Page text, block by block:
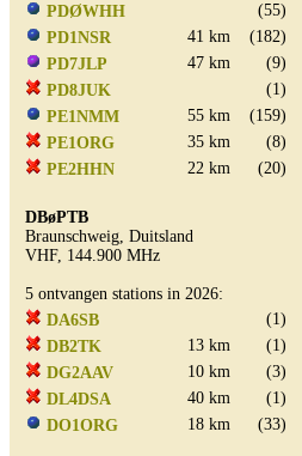
PDØWHH
(55)
PD1NSR
41 km
(182)
PD7JLP
47 km
(9)
PD8JUK
(1)
PE1NMM
55 km
(159)
PE1ORG
35 km
(8)
PE2HHN
22 km (20)
DBøPTB
Braunschweig, Duitsland
VHF, 144.900 MHz
5 ontvangen stations in 2026:
DA6SB
(1)
DB2TK
13 km
(1)
DG2AAV
10 km
(3)
DL4DSA
40 km
(1)
DO1ORG
18 km (33)